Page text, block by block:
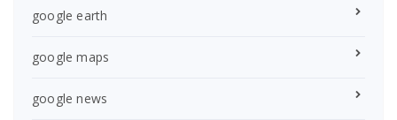
google earth
google maps
google news